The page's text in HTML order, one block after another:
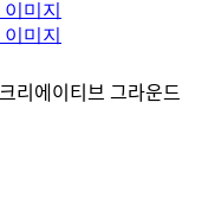
크리에이티브 그라운드